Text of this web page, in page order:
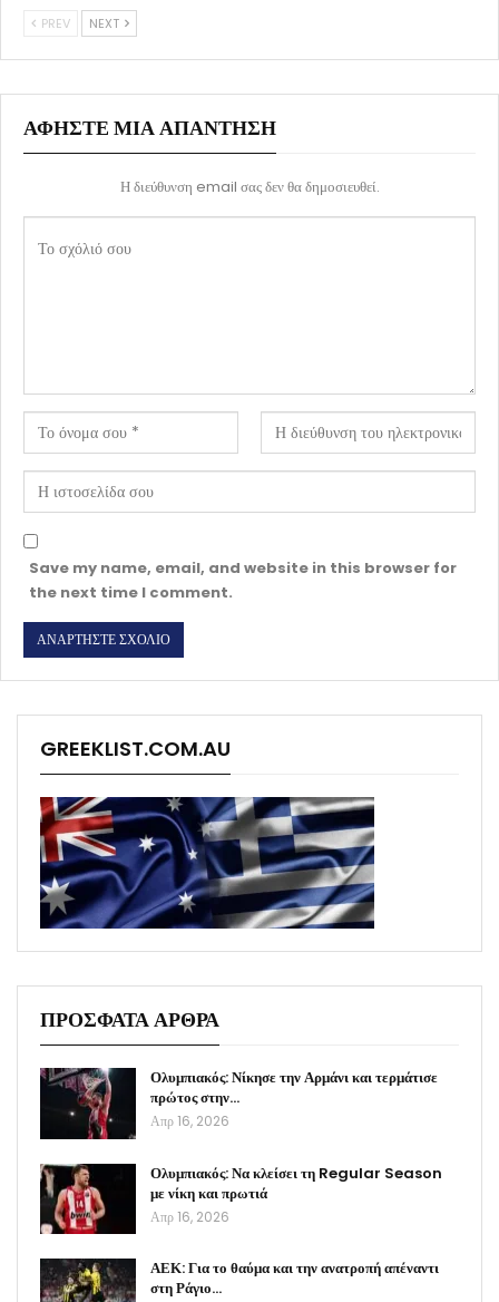
PREV NEXT
ΑΦΉΣΤΕ ΜΙΑ ΑΠΆΝΤΗΣΗ
Η διεύθυνση email σας δεν θα δημοσιευθεί.
Save my name, email, and website in this browser for
the next time I comment.
GREEKLIST.COM.AU
ΠΡΟΣΦΑΤΑ ΑΡΘΡΑ
Ολυμπιακός: Νίκησε την Αρμάνι και τερμάτισε
πρώτος στην…
Απρ 16, 2026
Ολυμπιακός: Να κλείσει τη Regular Season
με νίκη και πρωτιά
Απρ 16, 2026
ΑΕΚ: Για το θαύμα και την ανατροπή απέναντι
στη Ράγιο…